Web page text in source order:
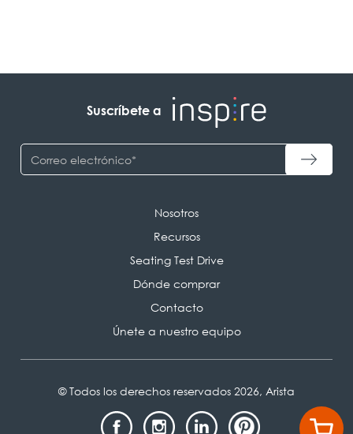
Suscríbete a
Nosotros
Recursos
Seating Test Drive
Dónde comprar
Contacto
Únete a nuestro equipo
© Todos los derechos reservados 2026, Arista